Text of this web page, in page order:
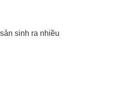
sinh ra nhiều